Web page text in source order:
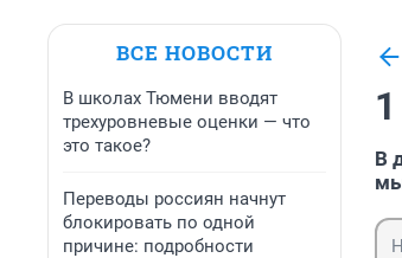
ВСЕ НОВОСТИ
В школах Тюмени вводят
трехуровневые оценки — что
это такое?
Переводы россиян начнут
блокировать по одной
причине: подробности
В